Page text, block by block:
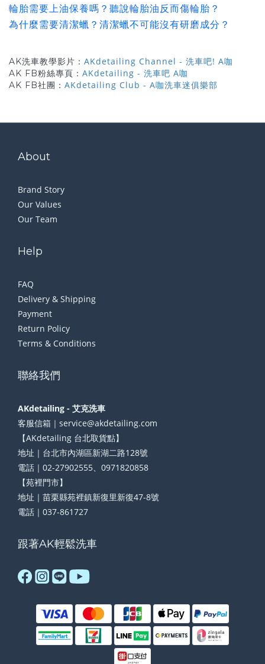
輪胎需要上油保養嗎？聽說輪胎油反而傷輪胎？
為什麼需要清潔蠟？清潔蠟不可能沒有研磨成分？
AK洗車教學影片： AKdetailing Channel - 洗車吧! A咖
AK FB粉絲專頁： AKdetailing - 洗車吧 A咖
AK FB社團： AKdetailing Club - A咖洗車迷俱樂部
About
Brand Story
Our Values
Our Team
Help
FAQ
Delivery & Shipping
Payment
Return Policy
Terms & Conditions
聯絡我們
AKdetailing - 艾克洗車
客服信箱｜service@akdetailing.com
【AKdetailing 台北取貨點】
地址｜台北市內湖區新湖二路128號
電話｜02-27902555、0971820858
【苑裡門市】
地址｜苗栗縣苑裡鎮新復里新復47-8號
電話｜037-861727
跟著AK輕鬆洗車